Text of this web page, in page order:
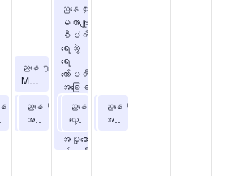
တ် ၁၀၊ ၂၀၂၆
၆း၃၀-ည 7:30 နာရီ
း
ဂုတ် ၁၀၊ ၂၀၂၆
ေ ၆း၃၀-ည 7:30 နာရီ
ား
ဂုတ် ၁၀၊ ၂၀၂၆
ေ ၆း၃၀- ည 7:30 နာရီ
အခမဲ့ ယောဂသင်တန်းများ
သြဂုတ် ၁၁၊ ၂၀၂၆
ညနေ ၅:၃၀ ညနေ ၆း၃၀
Master Trainer Kiounis Williams နှင့်အတူ အခမဲ့လေ့ကျင့်ခန်း
သြဂုတ် ၁၁၊ ၂၀၂၆
ညနေ ၆း၃၀ -ည 7:30 နာရီ
အလိုက်သင့် ယောဂ
သြဂုတ် ၁၁၊ ၂၀၂၆
ညနေ ၆း၃၀-ည 7:30 နာရီ
အခမဲ့ Zumba သင်တန်းများ
သြဂုတ် ၁၂၊ ၂၀၂၆
ညနေ ၄း၀၀
မဟာဗျူဟာ
စီမံကိန်း
ရေးဆွဲ
ရေး
ကော်မတီ၊
အခြေခံ
ကော်မတီ
နှင့်
အမှုဆောင်
ကော်မတီ
သြဂုတ် ၁၂၊ ၂၀၂၆
ညနေ ၆း၃၀-ည 7:30 နာရီ
အခမဲ့ ယောဂသင်တန်းများ
သြဂုတ် ၁၂၊ ၂၀၂၆
ညနေ ၆း၃၀- ည 7:30 နာရီ
လေ့ကျင့်ခန်းအတွက်အခမဲ့ Zumba အတန်းများ
သြဂုတ် ၁၃၊ ၂၀၂၆
ညနေ ၆း၃၀
အလိုက်သင့် ယောဂ
သြဂုတ် ၁၃၊ ၂၀၂၆
ညနေ ၆း၃၀
အခမဲ့ Zumba သင်တန်းများ